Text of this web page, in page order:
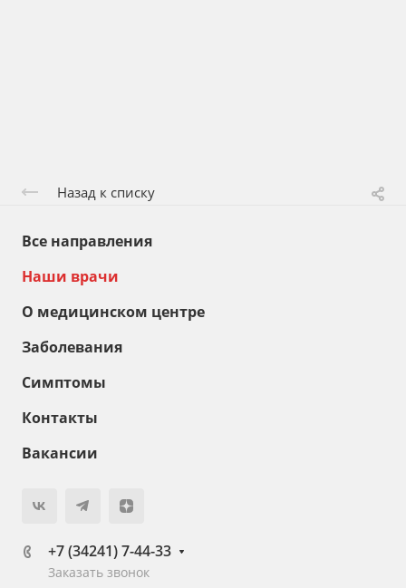
Назад к списку
Все направления
Наши врачи
О медицинском центре
Заболевания
Симптомы
Контакты
Вакансии
+7 (34241) 7-44-33
Заказать звонок